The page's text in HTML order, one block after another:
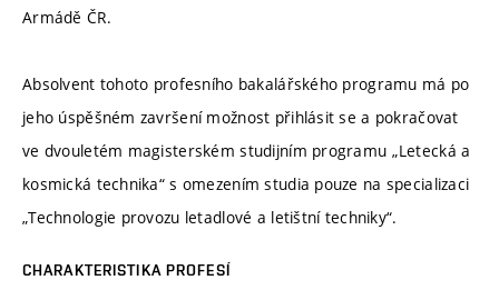
Armádě ČR.
Absolvent tohoto profesního bakalářského programu má po
jeho úspěšném završení možnost přihlásit se a pokračovat
ve dvouletém magisterském studijním programu „Letecká a
kosmická technika“ s omezením studia pouze na specializaci
„Technologie provozu letadlové a letištní techniky“.
CHARAKTERISTIKA PROFESÍ